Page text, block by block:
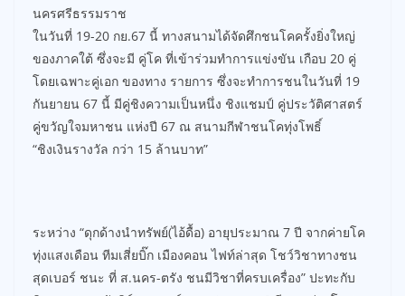
นครศรีธรรมราช
ในวันที่ 19-20 กย.67 นี้ ทางสนามได้จัดศึกชนโคครั้งยิ่งใหญ่
ของภาคใต้ ซึ่งจะมี คู่โค ที่เข้าร่วมทำการแข่งขัน เกือบ 20 คู่
โดยเฉพาะคู่เอก ของทาง รายการ ซึ่งจะทำการชนในวันที่ 19
กันยายน 67 นี้ มีคู่ชิงความเป็นหนึ่ง ชิงแชมป์ คู่ประวัติศาสตร์
คู่ขวัญใจมหาชน แห่งปี 67 ณ สนามกีฬาชนโคทุ่งโพธิ์
“ชิงเงินรางวัล กว่า 15 ล้านบาท”
ระหว่าง “ดุกด้างนำทรัพย์(ไอ้ดื้อ) อายุประมาณ 7 ปี จากค่ายโค
ทุ่งแสงเดือน ทีมเสี่ยบิ๊ก เมืองคอน ไฟท์ล่าสุด โชว์วิชาทางชน
สุดเบอร์ ชนะ ที่ ส.นคร-ตรัง ชนมีวิชาที่ครบเครื่อง” ปะทะกับ